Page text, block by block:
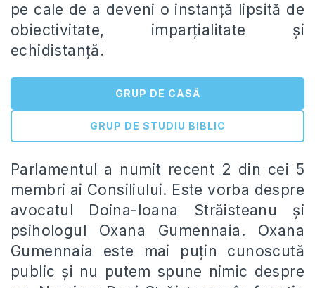
pe cale de a deveni o instanță lipsită de
obiectivitate, imparțialitate și
echidistanță.
GRUP DE CASĂ
GRUP DE STUDIU BIBLIC
Parlamentul a numit recent 2 din cei 5
membri ai Consiliului. Este vorba despre
avocatul Doina-Ioana Străisteanu și
psihologul Oxana Gumennaia. Oxana
Gumennaia este mai puțin cunoscută
public și nu putem spune nimic despre